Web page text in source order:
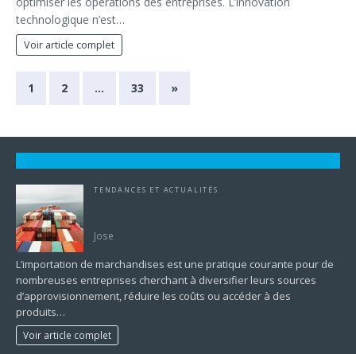
technologique n’est…
Voir article complet
1 2 … 33 »
TENDANCES ET ACTUALITÉS
Jose
L’importation de marchandises est une pratique courante pour de
nombreuses entreprises cherchant à diversifier leurs sources
d’approvisionnement, réduire les coûts ou accéder à des
produits…
Voir article complet